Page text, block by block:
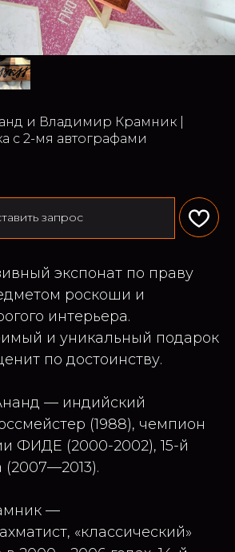
и Владимир Крамник |
с 2-мя автографами
запрос
экспонат по праву
роскоши и
интерьера.
и уникальный подарок
по достоинству.
— индийский
(1988), чемпион
ФИДЕ (2000-2002), 15-й
—
«классический»